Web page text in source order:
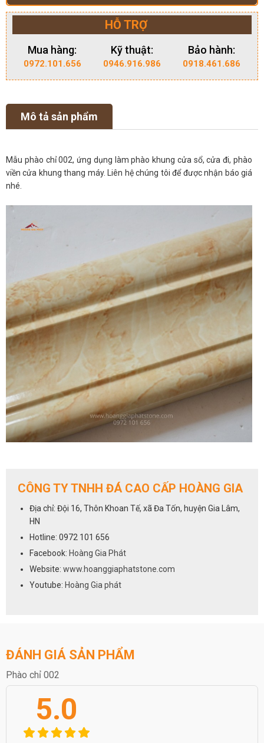
HỖ TRỢ
Mua hàng:
0972.101.656
Kỹ thuật:
0946.916.986
Bảo hành:
0918.461.686
Mô tả sản phẩm
Mẫu phào chỉ 002, ứng dụng làm phào khung cửa sổ, cửa đi, phào
viền cửa khung thang máy. Liên hệ chúng tôi để được nhận báo giá
nhé.
CÔNG TY TNHH ĐÁ CAO CẤP HOÀNG GIA
Địa chỉ: Đội 16, Thôn Khoan Tế, xã Đa Tốn, huyện Gia Lâm,
HN
Hotline: 0972 101 656
Facebook: Hoàng Gia Phát
Website: www.hoanggiaphatstone.com
Youtube: Hoàng Gia phát
ĐÁNH GIÁ SẢN PHẨM
Phào chỉ 002
5.0